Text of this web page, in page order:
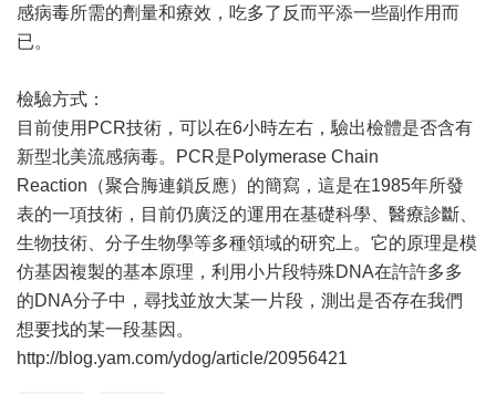
感病毒所需的劑量和療效，吃多了反而平添一些副作用而
已。
檢驗方式：
目前使用PCR技術，可以在6小時左右，驗出檢體是否含有
新型北美流感病毒。PCR是Polymerase Chain
Reaction（聚合脢連鎖反應）的簡寫，這是在1985年所發
表的一項技術，目前仍廣泛的運用在基礎科學、醫療診斷、
生物技術、分子生物學等多種領域的研究上。它的原理是模
仿基因複製的基本原理，利用小片段特殊DNA在許許多多
的DNA分子中，尋找並放大某一片段，測出是否存在我們
想要找的某一段基因。
http://blog.yam.com/ydog/article/20956421